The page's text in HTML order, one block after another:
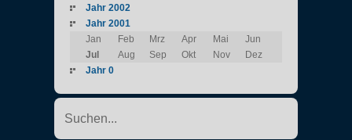
Jahr 2002
Jahr 2001
Jan
Feb Mrz Apr Mai
Jun
Jul
Aug Sep Okt Nov
Dez
Jahr 0